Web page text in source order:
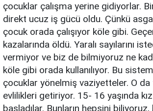
çocuklar çalışma yerine gidiyorlar.
direkt ucuz iş gücü oldu. Çünkü
çocuk orada çalışıyor köle gibi.
kazalarında öldü. Yaralı sayılarını
vermiyor ve biz de bilmiyoruz ne
köle gibi orada kullanılıyor. Bu
çocuklar yönelmiş vaziyetteler. O da
evlilikleri getiriyor. 15- 16 yaşında
başladılar. Bunların hepsini